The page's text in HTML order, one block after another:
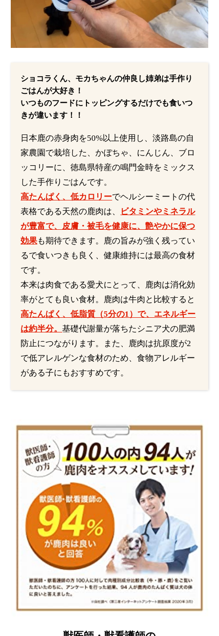
ショコラくん、モカちゃんの仲良し姉弟は手作り
ごはんが大好き！
いつものフードにトッピングするだけでも食いつ
きが違います！！
日本鹿の赤身肉を50%以上使用し、淡路島の自
家農園で栽培した、かぼちゃ、にんじん、ブロ
ッコリーに、徳島県特産の鳴門金時をミックス
した手作りごはんです。
高たんぱく、低カロリーでヘルシーミートの代
表格である天然の鹿肉は、
ビタミンやミネラル
が豊富で、皮膚・被毛を健康に、艶やかに保つ
効果も期待できます。鹿の旨みが強く残ってい
るで食いつきも良く、健康維持には最高の食材
です。
本来は肉食である愛犬にとって、鹿肉は消化効
率がとても良い食材。鹿肉は牛肉と比較すると
高たんぱく、低脂質（5分の1）で、エネルギー
は約半分。基礎代謝量が落ちたシニア犬の肥満
防止につながります。また、鹿肉は抗原度が2
で低アレルゲンな食材のため、食物アレルギー
がある子にもおすすめです。